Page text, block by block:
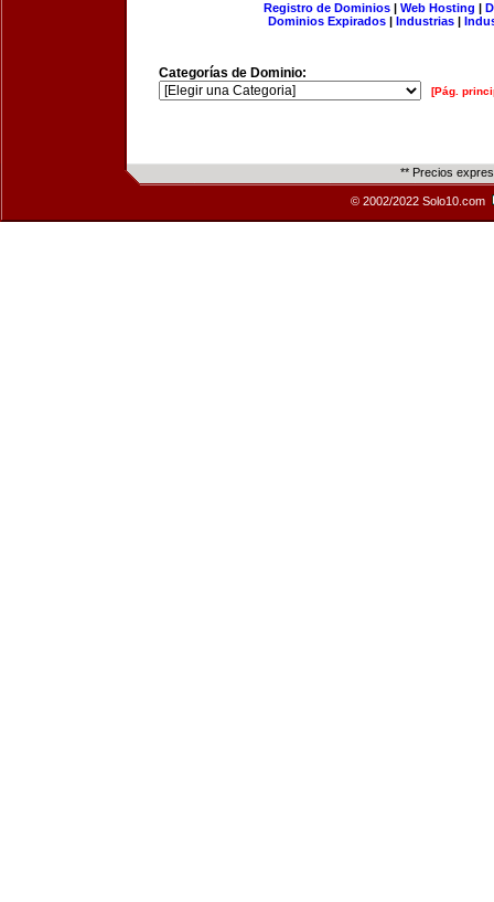
Registro de Dominios| Web Hosting |
Dominios Expirados | Industrias |
Categorías de Dominio:
[Pág.
** Precios
© 2002/2022 Solo10.com